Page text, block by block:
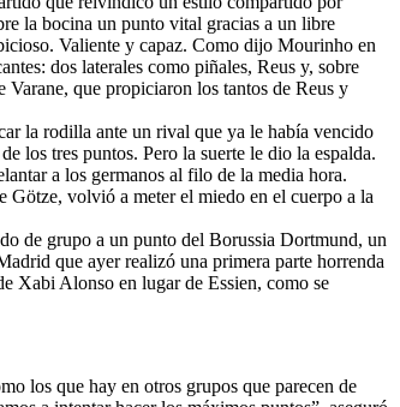
la bocina un punto vital gracias a un libre
Valiente y capaz. Como dijo Mourinho en
dos laterales como piñales, Reus y, sobre
que propiciaron los tantos de Reus y
la rodilla ante un rival que ya le había vencido
los tres puntos. Pero la suerte le dio la espalda.
a los germanos al filo de la media hora.
Götze, volvió a meter el miedo en el cuerpo a la
de grupo a un punto del Borussia Dortmund, un
que ayer realizó una primera parte horrenda
Xabi Alonso en lugar de Essien, como se
los que hay en otros grupos que parecen de